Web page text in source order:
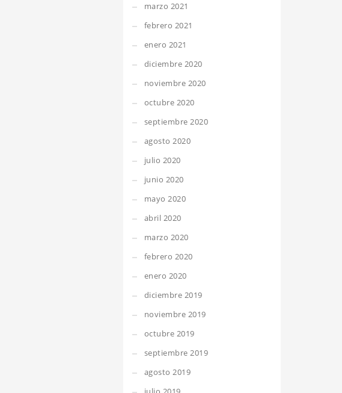
marzo 2021
febrero 2021
enero 2021
diciembre 2020
noviembre 2020
octubre 2020
septiembre 2020
agosto 2020
julio 2020
junio 2020
mayo 2020
abril 2020
marzo 2020
febrero 2020
enero 2020
diciembre 2019
noviembre 2019
octubre 2019
septiembre 2019
agosto 2019